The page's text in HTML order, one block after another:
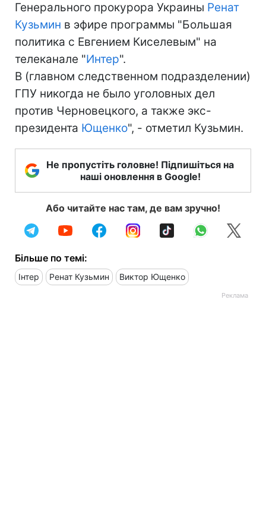
Генерального прокурора Украины Ренат
Кузьмин в эфире программы "Большая
политика с Евгением Киселевым" на
телеканале "Интер".
В (главном следственном подразделении)
ГПУ никогда не было уголовных дел
против Черновецкого, а также экс-
президента Ющенко", - отметил Кузьмин.
Не пропустіть головне! Підпишіться на
наші оновлення в Google!
Або читайте нас там, де вам зручно!
Більше по темі:
Інтер Ренат Кузьмин Виктор Ющенко